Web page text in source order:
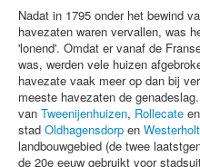
Nadat in 1795 onder het bewind
havezaten waren vervallen, was
'lonend'. Omdat er vanaf de
was, werden vele huizen
havezate vaak meer op dan bij
meeste havezaten de
van Tweenijenhuizen, Rollecate
stad Oldhagensdorp en Westerholt
landbouwgebied (de twee
de 20e eeuw gebruikt voor